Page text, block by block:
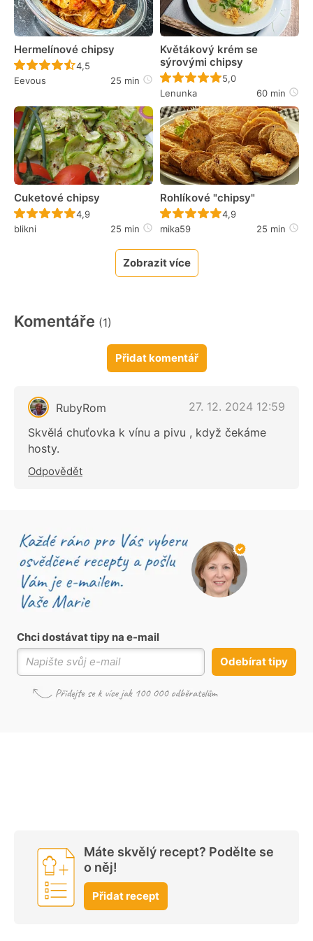
Hermelínové chipsy
Recept ještě nebyl hodnocen
4,5
Eevous
25 min
Květákový krém se
sýrovými chipsy
Recept ještě nebyl
5,0
Lenunka
60 min
Cuketové chipsy
Recept ještě nebyl hodnocen
4,9
blikni
25 min
Rohlíkové "chipsy"
Recept ještě nebyl
4,9
mika59
25 min
Zobrazit více
Komentáře (1)
Přidat komentář
RubyRom
27. 12. 2024 12:59
Skvělá chuťovka k vínu a pivu , když čekáme
hosty.
Odpovědět
Chci dostávat tipy na e-mail
Odebírat tipy
Máte skvělý recept? Podělte se
o něj!
Přidat recept